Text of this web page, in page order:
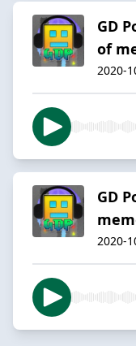
GD
of
2020-
GD
2020-